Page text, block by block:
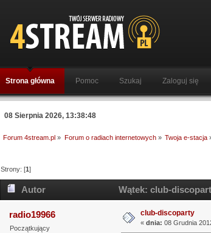
Strona główna Pomoc Szukaj Zaloguj się
08 Sierpnia 2026, 13:38:48
Forum 4stream.pl » Forum o radiach internetowych» Twoja e-stacja
Strony: [1]
Autor Wątek: club-
radio19966
Początkujący
club-discoparty
« dnia: 08 Grudnia